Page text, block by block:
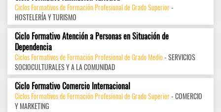
Ciclos Formativos de Formación Profesional de Grado Superior-
HOSTELERÍA Y TURISMO
Ciclo Formativo Atención a Personas en Situación de
Dependencia
Ciclos Formativos de Formación Profesional de Grado Medio- SERVICIOS
SOCIOCULTURALES Y A LA COMUNIDAD
Ciclo Formativo Comercio Internacional
Ciclos Formativos de Formación Profesional de Grado Superior- COMERCIO
Y MARKETING